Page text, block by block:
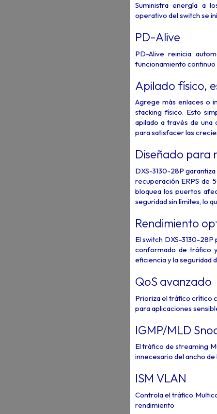
Suministra energía a
operativo del switch se
PD-Alive
PD-Alive reinicia
funcionamiento continuo
Apilado físico,
Agrege más enlaces o
stacking físico. Esto
apilado a través de una
para satisfacer las
Diseñado para
DXS-3130-28P
recuperación ERPS de
bloquea los puertos
seguridad sin límites, lo
Rendimiento
El switch DXS-3130-
conformado de tráfico
eficiencia y la seguridad
QoS avanzado
Prioriza el tráfico crítico
para aplicaciones
IGMP/MLD
El tráfico de streaming
innecesario del ancho
ISM VLAN
Controla el tráfico
rendimiento